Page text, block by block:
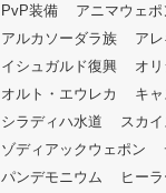
PvP装備
アニマウェポ
アルカソーダラ族
ア
イシュガルド復興
オ
オルト・エウレカ
キ
シラディハ水道
スカ
ゾディアックウェポン
パンデモニウム
ヒー